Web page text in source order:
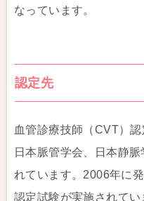
なっています。
認定先
血管診療技師（CVT）
日本脈管学会、日本静
れています。2006年に
認定試験が実施されてい